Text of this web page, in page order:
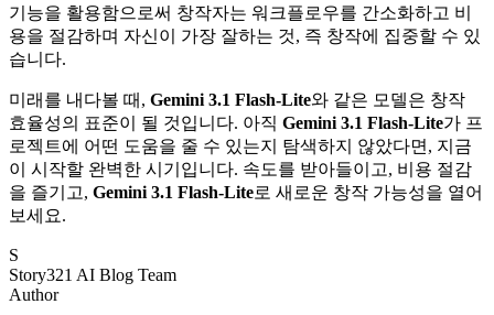
기능을 활용함으로써 창작자는 워크플로우를 간소화하고 비
용을 절감하며 자신이 가장 잘하는 것, 즉 창작에 집중할 수 있
습니다.
미래를 내다볼 때, Gemini 3.1 Flash-Lite와 같은 모델은 창작
효율성의 표준이 될 것입니다. 아직 Gemini 3.1 Flash-Lite가 프
로젝트에 어떤 도움을 줄 수 있는지 탐색하지 않았다면, 지금
이 시작할 완벽한 시기입니다. 속도를 받아들이고, 비용 절감
을 즐기고, Gemini 3.1 Flash-Lite로 새로운 창작 가능성을 열어
보세요.
S
Story321 AI Blog Team
Author